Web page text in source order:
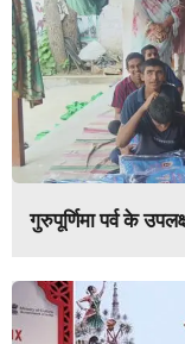
गुरुपूर्णिमा पर्व के